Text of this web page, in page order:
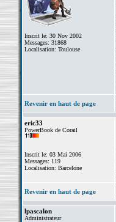
Inscrit le: 30 Nov 2002
Messages: 31868
Localisation: Toulouse
Revenir en haut de page
eric33
PowerBook de Corail
Inscrit le: 03 Mai 2006
Messages: 119
Localisation: Barcelone
Revenir en haut de page
lpascalon
Administrateur